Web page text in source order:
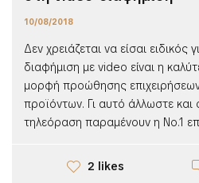
10/08/2018
Δεν χρειάζεται να είσαι ειδικός
διαφήμιση με video είναι η
μορφή προώθησης
προϊόντων. Γι αυτό άλλωστε και
τηλεόραση παραμένουν η Νο.1
2 likes